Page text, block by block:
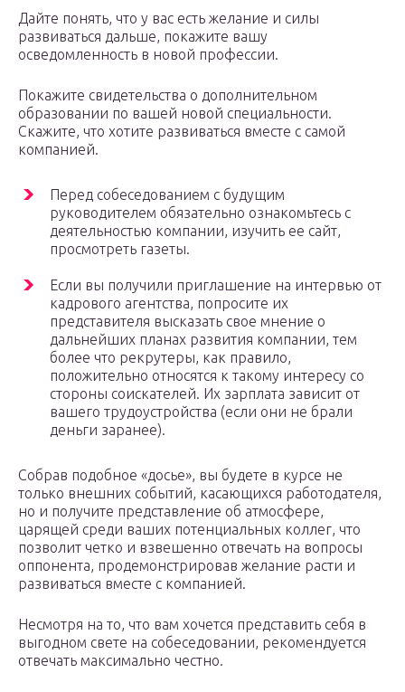
Дайте понять, что у вас есть желание и силы
развиваться дальше, покажите вашу
осведомленность в новой профессии.
Покажите свидетельства о дополнительном
образовании по вашей новой специальности.
Скажите, что хотите развиваться вместе с самой
компанией.
Перед собеседованием с будущим
руководителем обязательно ознакомьтесь с
деятельностью компании, изучить ее сайт,
просмотреть газеты.
Если вы получили приглашение на интервью от
кадрового агентства, попросите их
представителя высказать свое мнение о
дальнейших планах развития компании, тем
более что рекрутеры, как правило,
положительно относятся к такому интересу со
стороны соискателей. Их зарплата зависит от
вашего трудоустройства (если они не брали
деньги заранее).
Собрав подобное «досье», вы будете в курсе не
только внешних событий, касающихся работодателя,
но и получите представление об атмосфере,
царящей среди ваших потенциальных коллег, что
позволит четко и взвешенно отвечать на вопросы
оппонента, продемонстрировав желание расти и
развиваться вместе с компанией.
Несмотря на то, что вам хочется представить себя в
выгодном свете на собеседовании, рекомендуется
отвечать максимально честно.